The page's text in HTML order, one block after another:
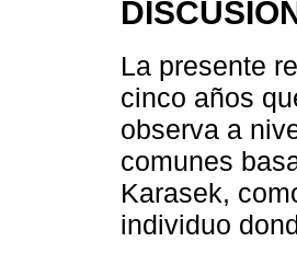
La presente
cinco años
observa a
comunes
Karasek,
individuo